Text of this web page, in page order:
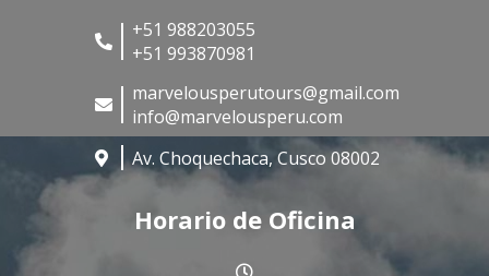
+51 988203055
+51 993870981
marvelousperutours@gmail.com
info@marvelousperu.com
Av. Choquechaca, Cusco 08002
Horario de Oficina